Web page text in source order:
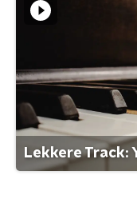
Lekkere Track: